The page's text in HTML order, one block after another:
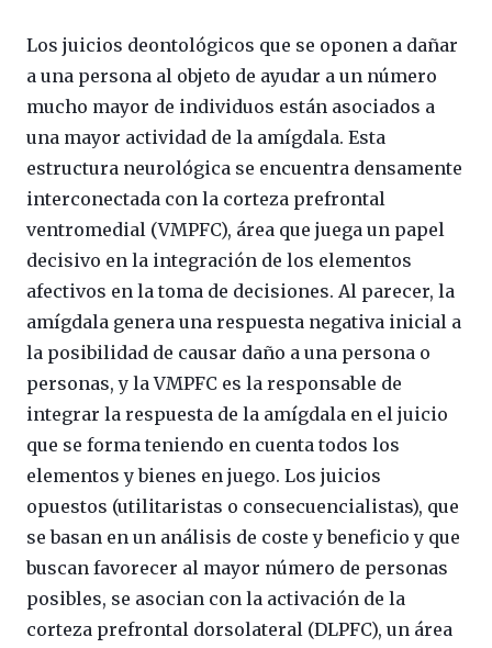
Los juicios deontológicos que se oponen a dañar
a una persona al objeto de ayudar a un número
mucho mayor de individuos están asociados a
una mayor actividad de la amígdala. Esta
estructura neurológica se encuentra densamente
interconectada con la corteza prefrontal
ventromedial (VMPFC), área que juega un papel
decisivo en la integración de los elementos
afectivos en la toma de decisiones. Al parecer, la
amígdala genera una respuesta negativa inicial a
la posibilidad de causar daño a una persona o
personas, y la VMPFC es la responsable de
integrar la respuesta de la amígdala en el juicio
que se forma teniendo en cuenta todos los
elementos y bienes en juego. Los juicios
opuestos (utilitaristas o consecuencialistas), que
se basan en un análisis de coste y beneficio y que
buscan favorecer al mayor número de personas
posibles, se asocian con la activación de la
corteza prefrontal dorsolateral (DLPFC), un área